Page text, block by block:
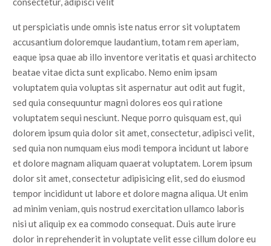
ut perspiciatis unde omnis iste natus error sit voluptatem
accusantium doloremque laudantium, totam rem aperiam,
eaque ipsa quae ab illo inventore veritatis et quasi architecto
beatae vitae dicta sunt explicabo. Nemo enim ipsam
voluptatem quia voluptas sit aspernatur aut odit aut fugit,
sed quia consequuntur magni dolores eos qui ratione
voluptatem sequi nesciunt. Neque porro quisquam est, qui
dolorem ipsum quia dolor sit amet, consectetur, adipisci velit,
sed quia non numquam eius modi tempora incidunt ut labore
et dolore magnam aliquam quaerat voluptatem. Lorem ipsum
dolor sit amet, consectetur adipisicing elit, sed do eiusmod
tempor incididunt ut labore et dolore magna aliqua. Ut enim
ad minim veniam, quis nostrud exercitation ullamco laboris
nisi ut aliquip ex ea commodo consequat. Duis aute irure
dolor in reprehenderit in voluptate velit esse cillum dolore eu